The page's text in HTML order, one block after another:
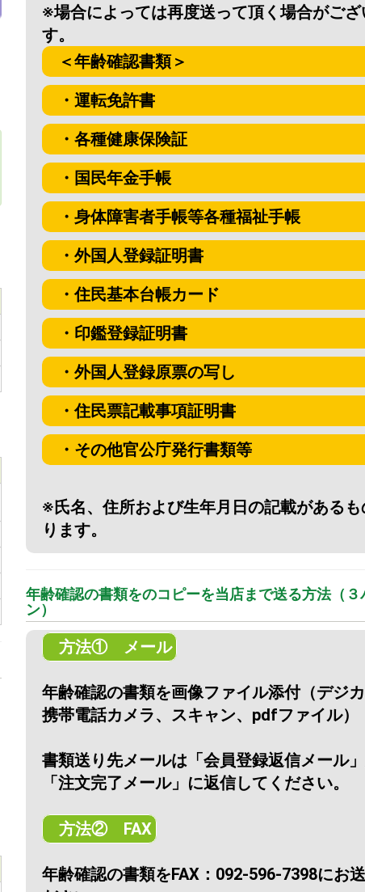
※場合によっては再度送って頂く場合がござ
す。
＜年齢確認書類＞
・運転免許書
・各種健康保険証
・国民年金手帳
・身体障害者手帳等各種福祉手帳
・外国人登録証明書
・住民基本台帳カード
・印鑑登録証明書
・外国人登録原票の写し
・住民票記載事項証明書
・その他官公庁発行書類等
※氏名、住所および生年月日の記載があるも
ります。
年齢確認の書類をのコピーを当店まで送る方法（３
ン）
方法① メール
年齢確認の書類を画像ファイル添付（デジカ
携帯電話カメラ、スキャン、pdfファイル）
書類送り先メールは「会員登録返信メール
「注文完了メール」に返信してください。
方法② FAX
年齢確認の書類をFAX：092-596-7398にお